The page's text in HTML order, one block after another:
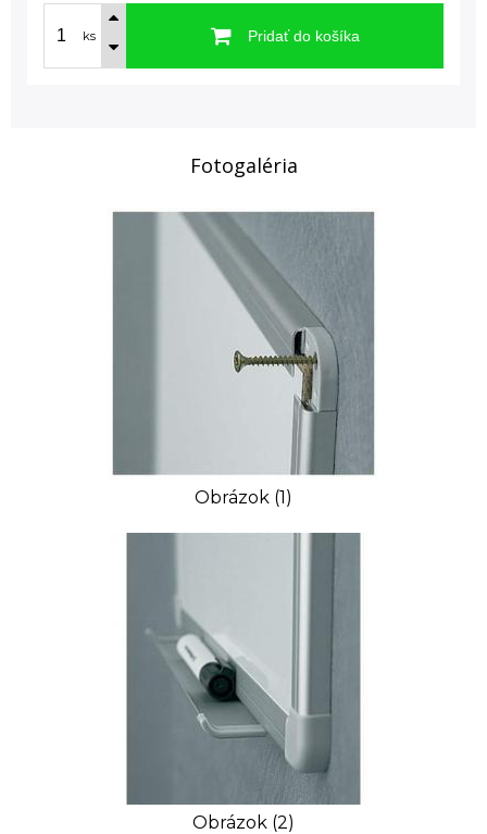
ks Pridať do košíka
Fotogaléria
Obrázok (1)
Obrázok (2)